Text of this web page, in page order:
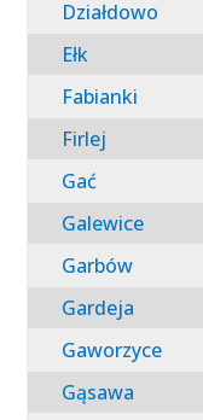
Działdowo
Ełk
Fabianki
Firlej
Gać
Galewice
Garbów
Gardeja
Gaworzyce
Gąsawa